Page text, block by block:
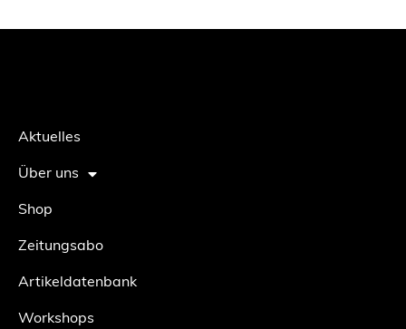
Aktuelles
Über uns
Shop
Zeitungsabo
Artikeldatenbank
Workshops